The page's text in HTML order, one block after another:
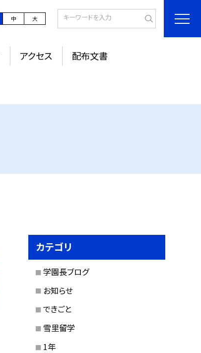
中 大
アクセス 配布文書
カテゴリ
学園長ブログ
お知らせ
できごと
雪里留学
1年